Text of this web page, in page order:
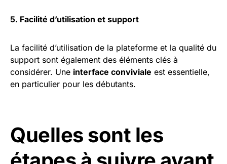
5. Facilité d’utilisation et support
La facilité d’utilisation de la plateforme et la qualité du
support sont également des éléments clés à
considérer. Une interface conviviale est essentielle,
en particulier pour les débutants.
Quelles sont les